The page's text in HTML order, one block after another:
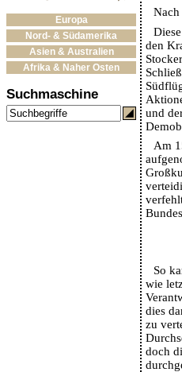
Europa
Nord- & Südamerika
Asien & Australien
Afrika & Naher Osten
Suchmaschine
Nach
den
und
Am
So
wie
dies
zu
doch